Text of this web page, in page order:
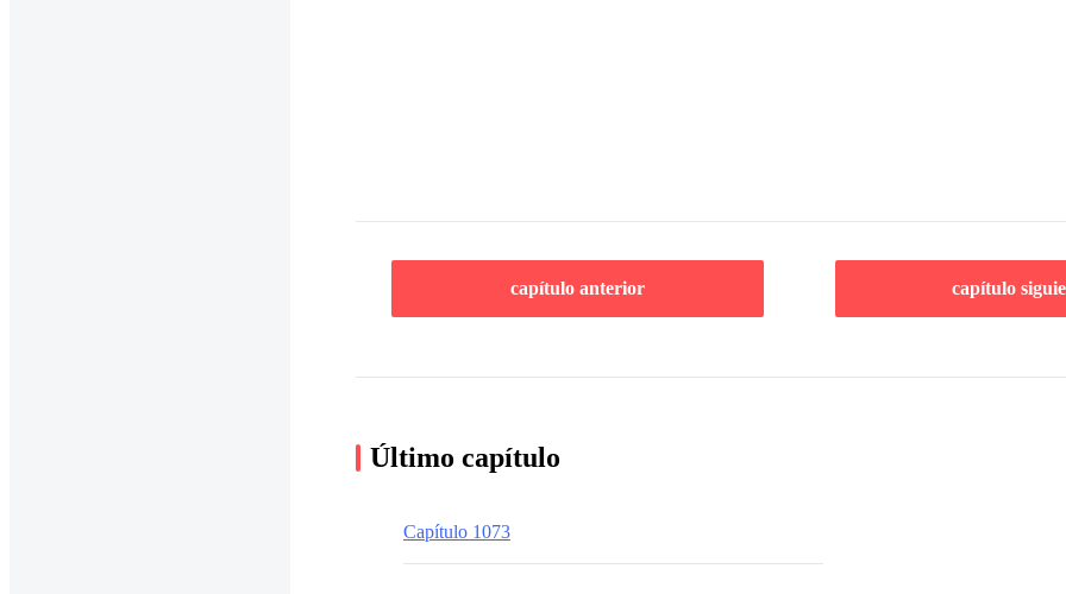
capítulo anterior capítulo
Último capítulo
Capítulo 1073